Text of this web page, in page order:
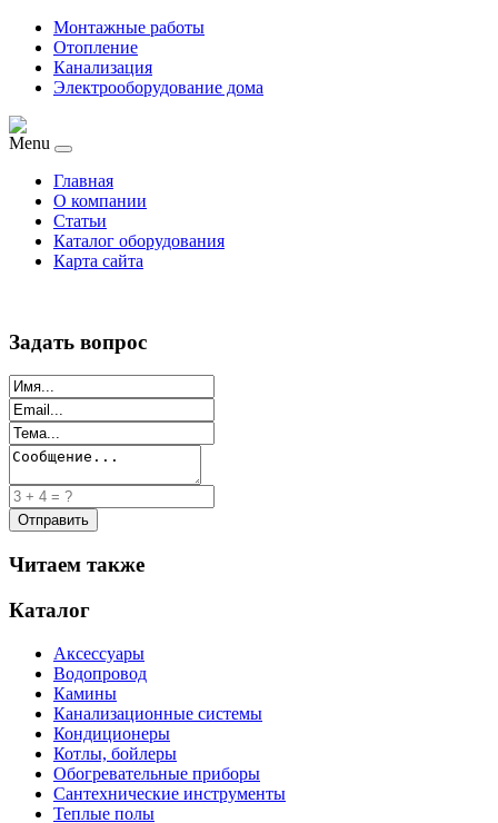
Монтажные работы
Отопление
Канализация
Электрооборудование дома
Menu
Главная
О компании
Статьи
Каталог оборудования
Карта сайта
Задать вопрос
Читаем также
Каталог
Аксессуары
Водопровод
Камины
Канализационные системы
Кондиционеры
Котлы, бойлеры
Обогревательные приборы
Сантехнические инструменты
Теплые полы